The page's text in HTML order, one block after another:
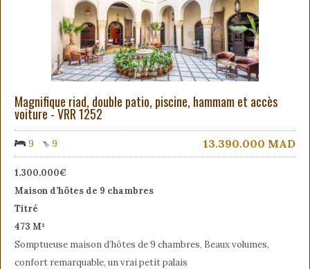
Magnifique riad, double patio, piscine, hammam et accès
voiture - VRR 1252
9 9 13.390.000 MAD
1.300.000€
Maison d’hôtes de 9 chambres
Titré
473 M²
Somptueuse maison d’hôtes de 9 chambres, Beaux volumes,
confort remarquable, un vrai petit palais